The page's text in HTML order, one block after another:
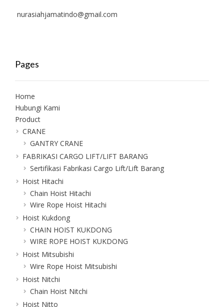
nurasiahjamatindo@gmail.com
Pages
Home
Hubungi Kami
Product
CRANE
GANTRY CRANE
FABRIKASI CARGO LIFT/LIFT BARANG
Sertifikasi Fabrikasi Cargo Lift/Lift Barang
Hoist Hitachi
Chain Hoist Hitachi
Wire Rope Hoist Hitachi
Hoist Kukdong
CHAIN HOIST KUKDONG
WIRE ROPE HOIST KUKDONG
Hoist Mitsubishi
Wire Rope Hoist Mitsubishi
Hoist Nitchi
Chain Hoist Nitchi
Hoist Nitto